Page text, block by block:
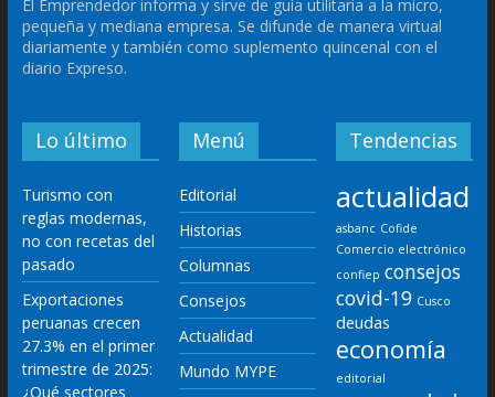
El Emprendedor informa y sirve de guía utilitaria a la micro,
pequeña y mediana empresa. Se difunde de manera virtual
diariamente y también como suplemento quincenal con el
diario Expreso.
Lo último
Turismo con
reglas modernas,
no con recetas del
pasado
Exportaciones
peruanas crecen
27.3% en el primer
trimestre de 2025:
¿Qué sectores
Menú
Editorial
Historias
Columnas
Consejos
Actualidad
Mundo MYPE
Tendencias
actualidad
asbanc Cofide
Comercio electrónico
confiep consejos
covid-19 Cusco
deudas
economía
editorial